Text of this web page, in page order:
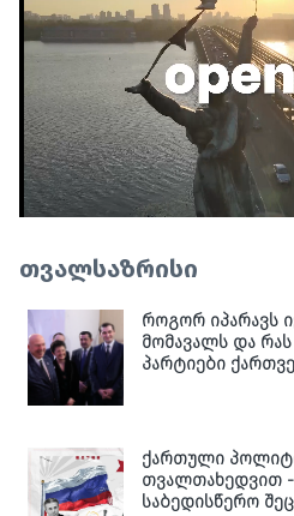
თვალსაზრისი
როგორ იპარავს
მომავალს და
პარტიები
ქართული
თვალთახედვით
საბედისწერო